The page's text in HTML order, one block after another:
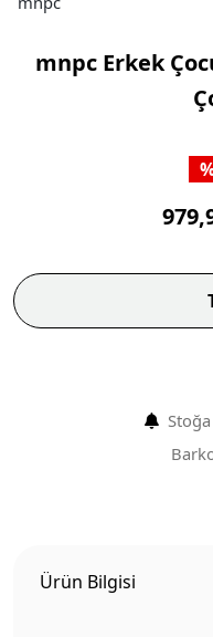
mnpc Erkek
Ürün Bilgisi